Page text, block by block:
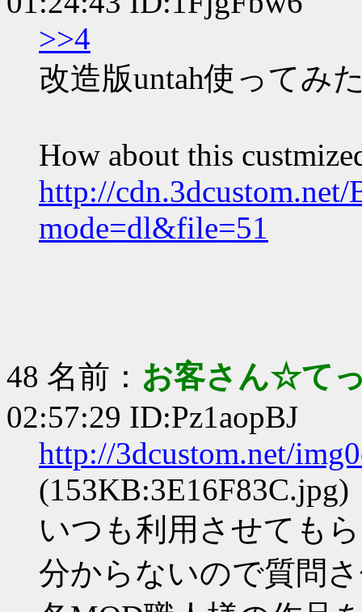
>>4
改造版untah使ってみ
How about this
http://
mode=dl&file=51
48 名前： お客さん☆て
02:57:29 ID:Pz1aopBJ
http://3dcustom.net/
(153KB:3E16F83C.jpg)
いつも利用させても
分からないので質問